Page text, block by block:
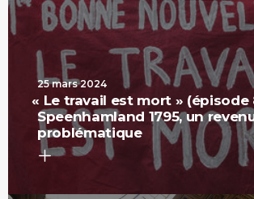
25 mars 2024
« Le travail est mort » (épisode
Speenhamland 1795, un
problématique